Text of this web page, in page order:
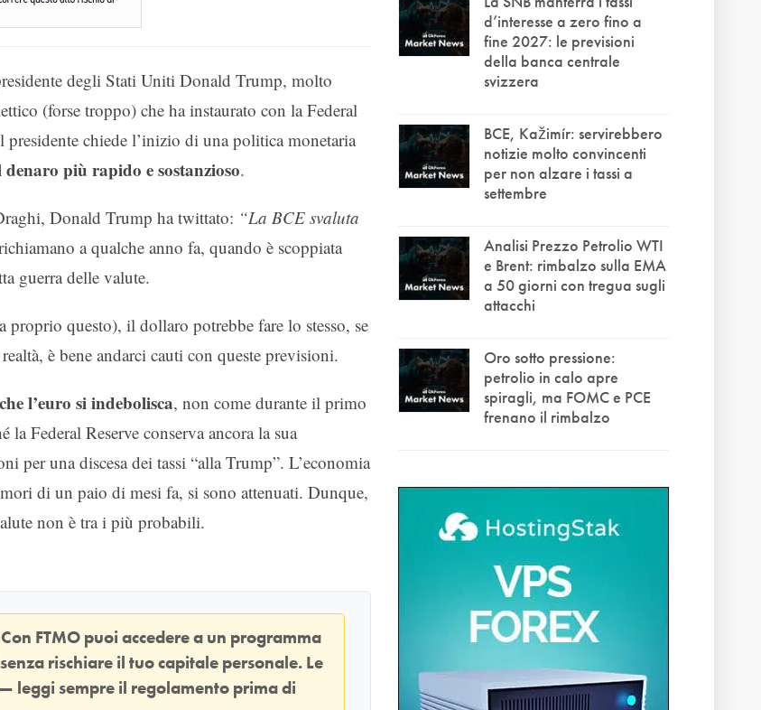
degli Stati Uniti Donald Trump, molto
(forse troppo) che ha instaurato con la Federal
presidente chiede l’inizio di una politica monetaria
più rapido e sostanzioso.
Donald Trump ha twittato: “La BCE svaluta
a qualche anno fa, quando è scoppiata
guerra delle valute.
proprio questo), il dollaro potrebbe fare lo stesso, se
è bene andarci cauti con queste previsioni.
l’euro si indebolisca, non come durante il primo
Federal Reserve conserva ancora la sua
per una discesa dei tassi “alla Trump”. L’economia
di un paio di mesi fa, si sono attenuati. Dunque,
non è tra i più probabili.
FTMO puoi accedere a un programma
rischiare il tuo capitale personale. Le
leggi sempre il regolamento prima di
d’interesse a zero fino a
fine 2027: le previsioni
della banca centrale
svizzera
BCE, Kažimír: servirebbero
notizie molto convincenti
per non alzare i tassi a
settembre
Analisi Prezzo Petrolio WTI
e Brent: rimbalzo sulla EMA
a 50 giorni con tregua sugli
attacchi
Oro sotto pressione:
petrolio in calo apre
spiragli, ma FOMC e PCE
frenano il rimbalzo